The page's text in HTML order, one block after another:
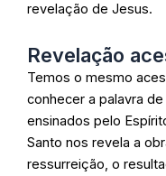
revelação de Jesus.
Revelação
Temos o mesmo
conhecer a palavra
ensinados pelo
Santo nos revela a
ressurreição, o